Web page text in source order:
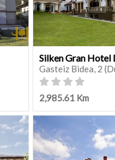
Silken Gran Hotel
Gasteiz Bidea, 2
2,985.61 Km